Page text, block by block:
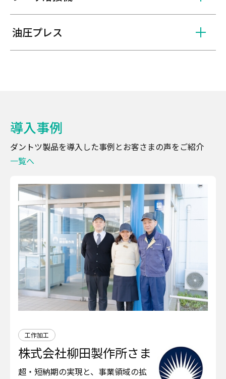
油圧プレス
導入事例
ダントツ製品を導入した事例とお客さまの声をご紹介
一覧へ
工作加工
株式会社柳田製作所さま
超・短納期の実現と、事業領域の拡